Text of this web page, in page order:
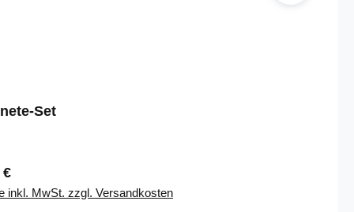
Set
Preis:
€
inkl. MwSt. zzgl. Versandkosten